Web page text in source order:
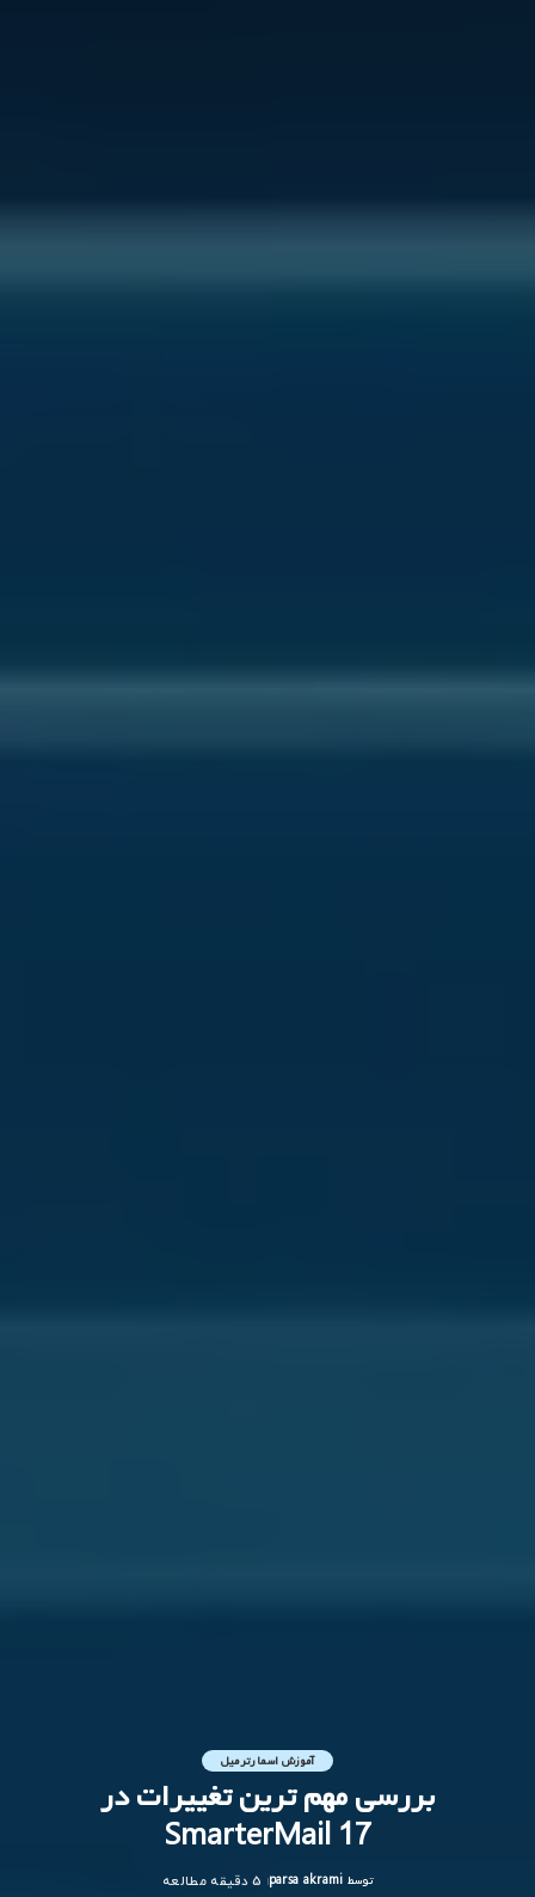
آموزش اسمارترمیل
بررسی مهم ترین تغییرات در
SmarterMail 17
توسط parsa akrami 5 دقیقه مطالعه